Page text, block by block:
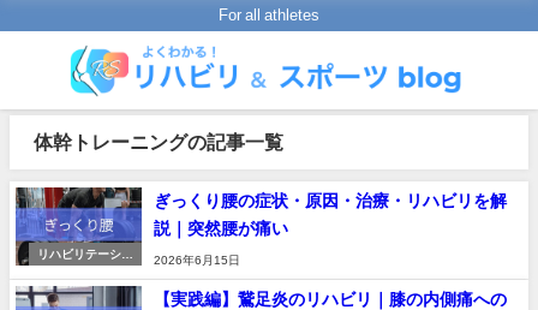
For all athletes
体幹トレーニングの記事一覧
リハビリテーショ
ぎっくり腰の症状・原因・治療・リハビリを解
説｜突然腰が痛い
2026年6月15日
【実践編】鵞足炎のリハビリ｜膝の内側痛への